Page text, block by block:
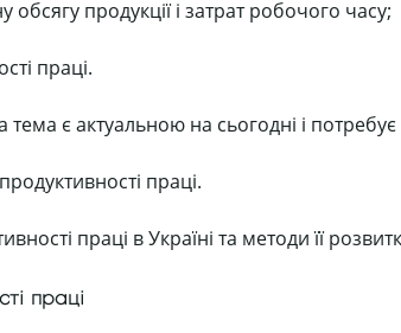
продукції і затрат робочого часу;
праці.
є актуальною на сьогодні і потребує
праці.
праці в Україні та методи її
праці